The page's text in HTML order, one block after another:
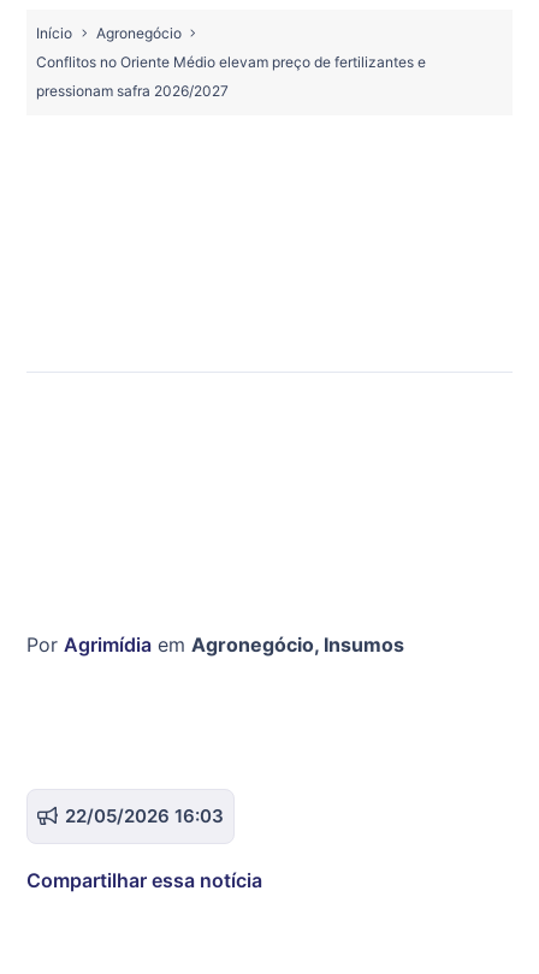
Início
Agronegócio
Conflitos no Oriente Médio elevam preço de fertilizantes e
pressionam safra 2026/2027
Por Agrimídia em Agronegócio, Insumos
22/05/2026 16:03
Compartilhar essa notícia